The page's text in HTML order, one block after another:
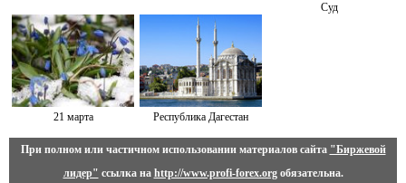
Суд
21 марта Республика Дагестан
При полном или частичном использовании материалов сайта "Биржевой
лидер" ссылка на http://www.profi-forex.orgобязательна.